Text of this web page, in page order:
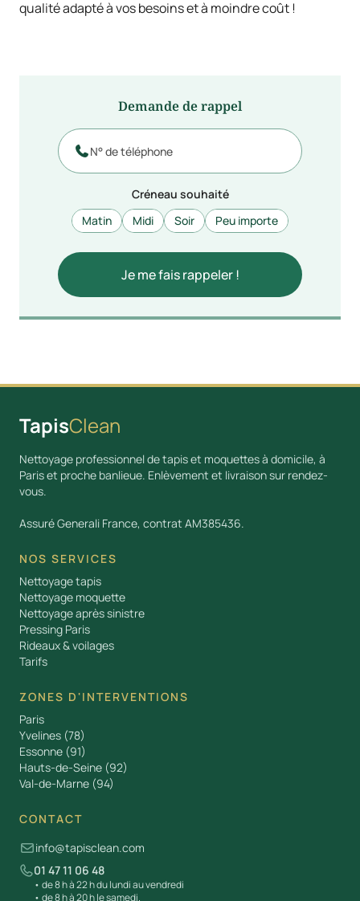
qualité adapté à vos besoins et à moindre coût !
Demande de rappel

Créneau souhaité
Matin
Midi Soir Peu importe
TapisClean
Nettoyage professionnel de tapis et moquettes à domicile, à
Paris et proche banlieue. Enlèvement et livraison sur rendez-
vous.
Assuré Generali France, contrat AM385436.
NOS SERVICES
Nettoyage tapis
Nettoyage moquette
Nettoyage après sinistre
Pressing Paris
Rideaux & voilages
Tarifs
ZONES D'INTERVENTIONS
Paris
Yvelines (78)
Essonne (91)
Hauts-de-Seine (92)
Val-de-Marne (94)
CONTACT
info@tapisclean.com
01 47 11 06 48
• de 8 h à 22 h du lundi au vendredi
• de 8 h à 20 h le samedi.